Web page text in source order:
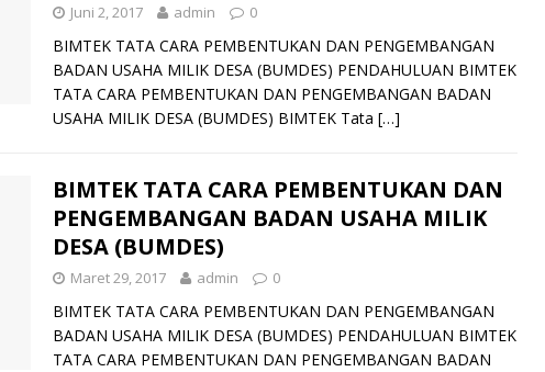
Juni 2, 2017 admin 0
BIMTEK TATA CARA PEMBENTUKAN DAN PENGEMBANGAN
BADAN USAHA MILIK DESA (BUMDES) PENDAHULUAN BIMTEK
TATA CARA PEMBENTUKAN DAN PENGEMBANGAN BADAN
USAHA MILIK DESA (BUMDES) BIMTEK Tata […]
BIMTEK TATA CARA PEMBENTUKAN DAN
PENGEMBANGAN BADAN USAHA MILIK
DESA (BUMDES)
Maret 29, 2017 admin 0
BIMTEK TATA CARA PEMBENTUKAN DAN PENGEMBANGAN
BADAN USAHA MILIK DESA (BUMDES) PENDAHULUAN BIMTEK
TATA CARA PEMBENTUKAN DAN PENGEMBANGAN BADAN